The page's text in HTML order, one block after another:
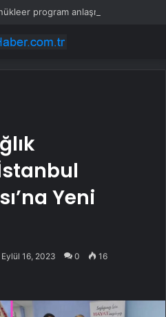
Yeni
Eylül 16, 2023 0 16